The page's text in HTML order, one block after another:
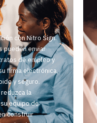
con Nitro Sign.
pueden enviar
de empleo y
firma electrónica,
y seguro.
la
equipo de
construir